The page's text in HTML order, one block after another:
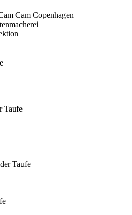
Cam Copenhagen
Taufe
Taufe